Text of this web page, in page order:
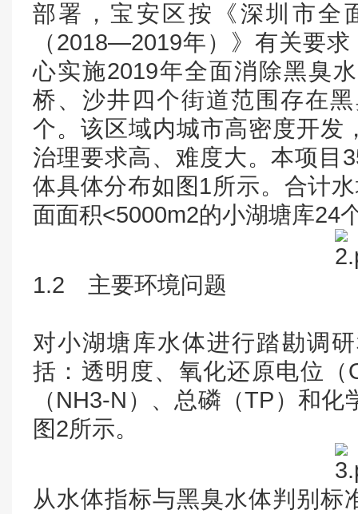
部署，宝安区按《深圳市全
（2018—2019年）》有关要
心实施2019年全面消除黑臭
桥、沙井四个街道范围存在
个。该区域内城市高密度开发
治理要求高、难度大。本项目
体具体分布如图1所示。合计
面面积<5000m2的小湖塘库24
1.2 主要环境问题
对小湖塘库水体进行踏勘调
括：透明度、氧化还原电位
（NH3-N）、总磷（TP）和
图2所示。
从水体指标与黑臭水体判别标